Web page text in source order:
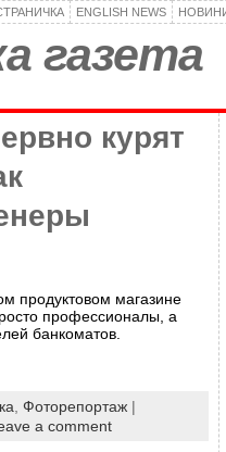
ENGLISH NEWS
газета
курят
продуктовом магазине
профессионалы, а
банкоматов.
Фоторепортаж |
a comment